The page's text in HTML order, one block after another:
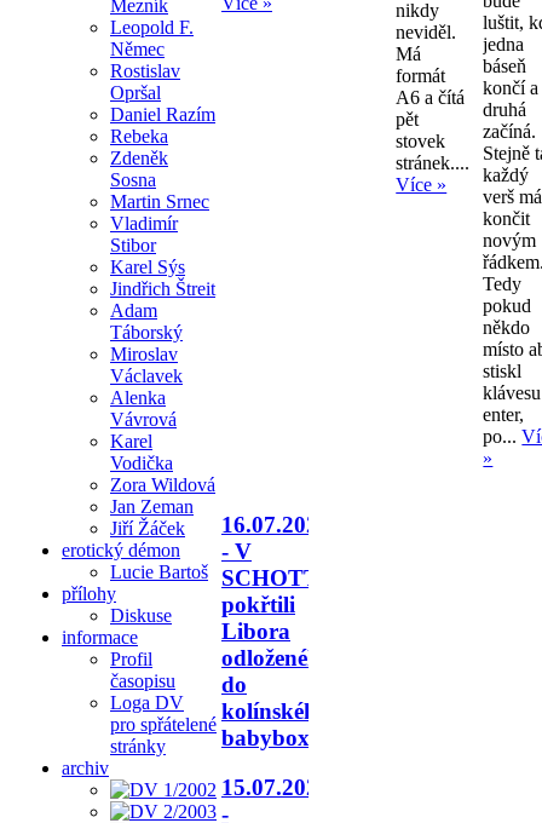
Mezník
Leopold F.
Němec
Rostislav
Opršal
Daniel Razím
Rebeka
Zdeněk
Sosna
Martin Srnec
Vladimír
Stibor
Karel Sýs
Jindřich Štreit
Adam
Táborský
Miroslav
Václavek
Alenka
Vávrová
Karel
Vodička
Zora Wildová
Jan Zeman
Jiří Žáček
erotický démon
Lucie Bartoš
přílohy
Diskuse
informace
Profil
časopisu
Loga DV
pro spřátelené
stránky
archiv
nikdy
neviděl.
Má
formát
A6 a čítá
pět
stovek
stránek....
Více »
luštit,
jedna
báseň
končí a
druhá
začíná.
Stejně
každý
verš má
končit
novým
Tedy
pokud
někdo
místo
stiskl
klávesu
enter,
po...
»
16.07.2026
- V
SCHOTTU
pokřtili
Libora
odloženého
do
kolínského
babyboxu.
15.07.2026
-